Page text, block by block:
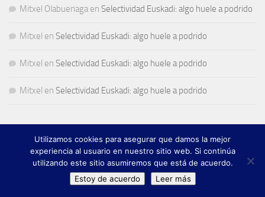
Mitxel Olabuenaga en Selectividad Euskadi: algo huele a podrido
Mitxel en Selectividad Euskadi: algo huele a podrido
Mitxel en Selectividad Euskadi: algo huele a podrido
Mitxel en Selectividad Euskadi: algo huele a podrido
Francisco Javier Fernández Chento&Mitxel Olabuénaga
Zona privada
Utilizamos cookies para asegurar que damos la mejor
experiencia al usuario en nuestro sitio web. Si continúa
utilizando este sitio asumiremos que está de acuerdo.
Estoy de acuerdo
Leer más